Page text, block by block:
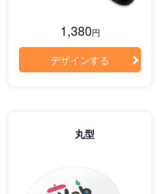
1,380円
デザインする
丸型